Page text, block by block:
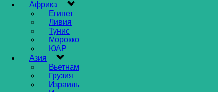
Африка
Египет
Ливия
Тунис
Морокко
ЮАР
Азия
Вьетнам
Грузия
Израиль